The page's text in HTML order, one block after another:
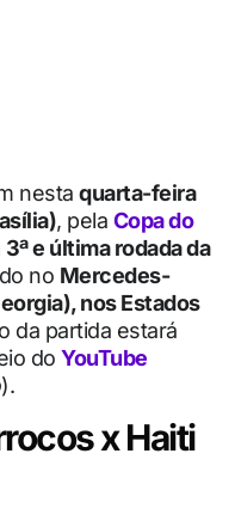
nesta quarta-feira
, pela Copa do
3ª e última rodada da
no Mercedes-
nos Estados
da partida estará
do YouTube
).
x Haiti